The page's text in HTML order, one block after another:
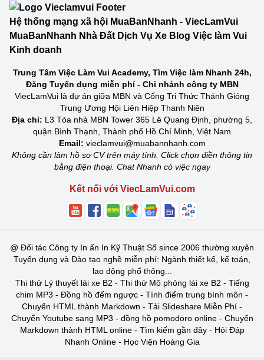
Hệ thống mạng xã hội MuaBanNhanh - ViecLamVui
MuaBanNhanh Nhà Đất Dịch Vụ Xe Blog Việc làm Vui
Kinh doanh
Trung Tâm Việc Làm Vui Academy, Tìm Việc làm Nhanh 24h,
Đăng Tuyển dụng miễn phí - Chi nhánh công ty MBN
ViecLamVui là dự án giữa MBN và Cổng Tri Thức Thánh Gióng
Trung Ương Hội Liên Hiệp Thanh Niên
Địa chỉ: L3 Tòa nhà MBN Tower 365 Lê Quang Định, phường 5,
quận Bình Thạnh, Thành phố Hồ Chí Minh, Việt Nam
Email: vieclamvui@muabannhanh.com
Không cần làm hồ sơ CV trên máy tính. Click chọn điền thông tin
bằng điện thoại. Chat Nhanh có việc ngay
Kết nối với ViecLamVui.com
@ Đối tác Công ty In ấn In Kỹ Thuật Số since 2006 thường xuyên
Tuyển dụng và Đào tạo nghề miễn phí: Ngành thiết kế, kế toán,
lao động phổ thông...
Thi thử Lý thuyết lái xe B2 - Thi thử Mô phỏng lái xe B2 - Tiếng
chim MP3 - Đồng hồ đếm ngược - Tính điểm trung bình môn -
Chuyển HTML thành Markdown - Tải Slideshare Miễn Phí -
Chuyển Youtube sang MP3 - đồng hồ pomodoro online- Chuyển
Markdown thành HTML online- Tìm kiếm gần đây- Hỏi Đáp
Nhanh Online- Học Viện Hoàng Gia